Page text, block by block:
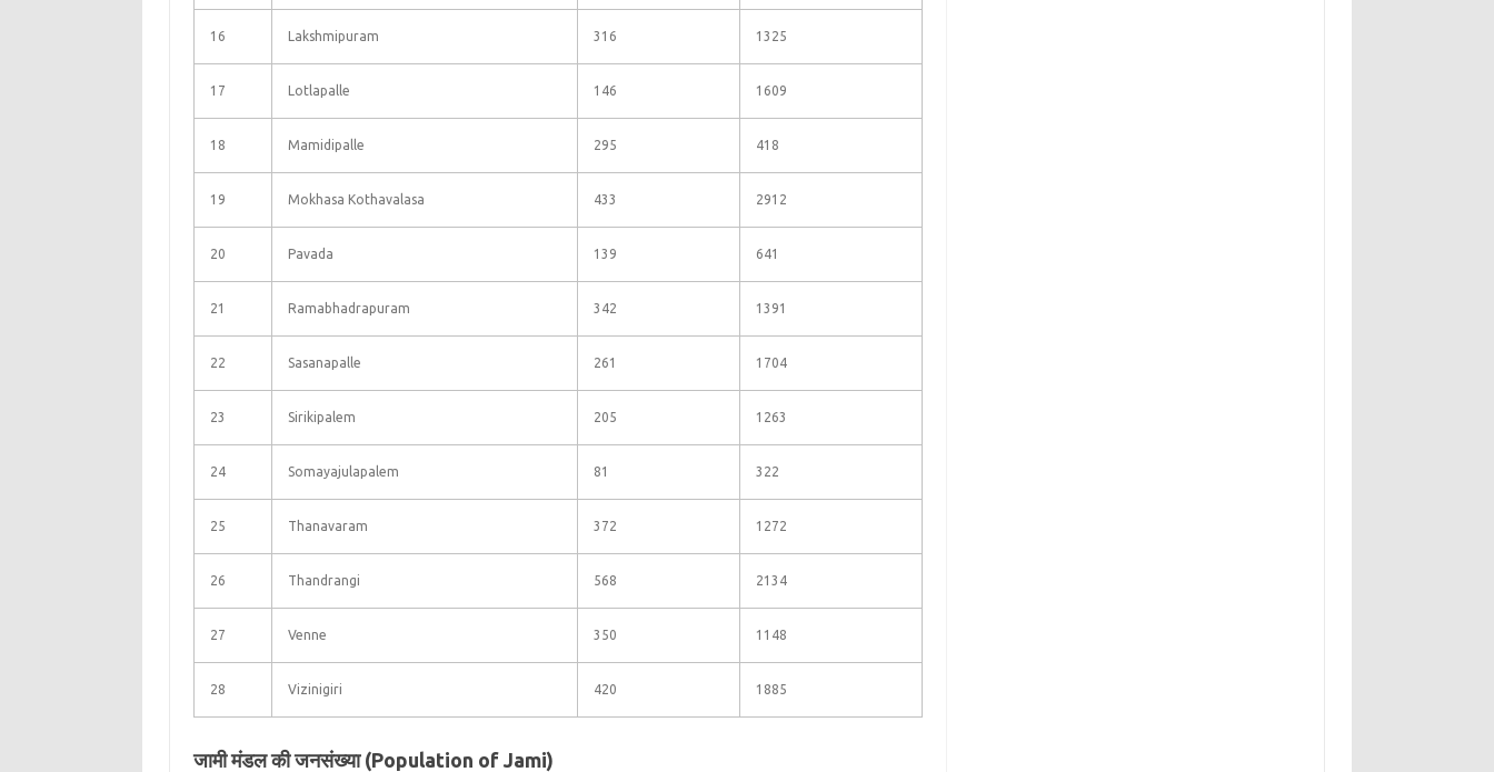
16 Lakshmipuram 316 1325
17 Lotlapalle 146 1609
18 Mamidipalle 295 418
19 Mokhasa Kothavalasa 433 2912
20 Pavada 139 641
21 Ramabhadrapuram 342 1391
22 Sasanapalle 261 1704
23 Sirikipalem 205 1263
24 Somayajulapalem 81 322
25 Thanavaram 372 1272
26 Thandrangi 568 2134
27 Venne 350 1148
28 Vizinigiri 420 1885
जामी मंडल की जनसंख्या (Population of Jami)